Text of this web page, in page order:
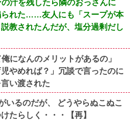
汁を残したら隣のおっさんに
られた……友人にも「スープが本
教されたんだが、塩分過剰だし
になんのメリットがあるの」
児やめれば？」冗談で言ったのに
い渡された
いるのだが、 どうやらぬこぬこ
たらしく・・・【再】